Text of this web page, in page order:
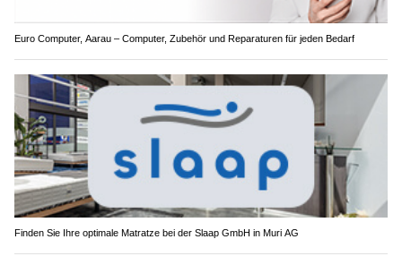
Euro Computer, Aarau – Computer, Zubehör und Reparaturen für jeden Bedarf
Finden Sie Ihre optimale Matratze bei der Slaap GmbH in Muri AG